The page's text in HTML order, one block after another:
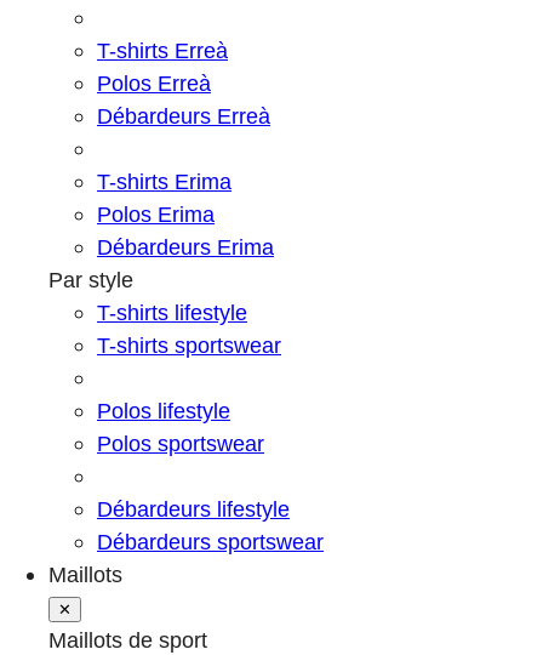
T-shirts Erreà
Polos Erreà
Débardeurs Erreà
T-shirts Erima
Polos Erima
Débardeurs Erima
Par style
T-shirts lifestyle
T-shirts sportswear
Polos lifestyle
Polos sportswear
Débardeurs lifestyle
Débardeurs sportswear
Maillots
✕
Maillots de sport